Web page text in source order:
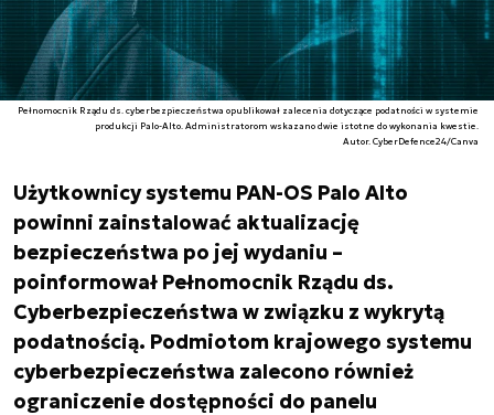
Pełnomocnik Rządu ds. cyberbezpieczeństwa opublikował zalecenia dotyczące podatności w systemie
produkcji Palo-Alto. Administratorom wskazano dwie istotne do wykonania kwestie.
Autor. CyberDefence24/Canva
Użytkownicy systemu PAN-OS Palo Alto
powinni zainstalować aktualizację
bezpieczeństwa po jej wydaniu –
poinformował Pełnomocnik Rządu ds.
Cyberbezpieczeństwa w związku z wykrytą
podatnością. Podmiotom krajowego systemu
cyberbezpieczeństwa zalecono również
ograniczenie dostępności do panelu